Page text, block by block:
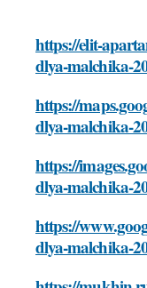
https://elit-
dlya-malchika-
https://
dlya-malchika-
https://
dlya-malchika-
https://
dlya-malchika-